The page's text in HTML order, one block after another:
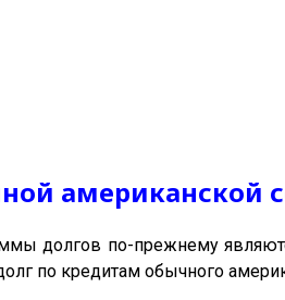
американской
долгов по-прежнему
по кредитам обычного